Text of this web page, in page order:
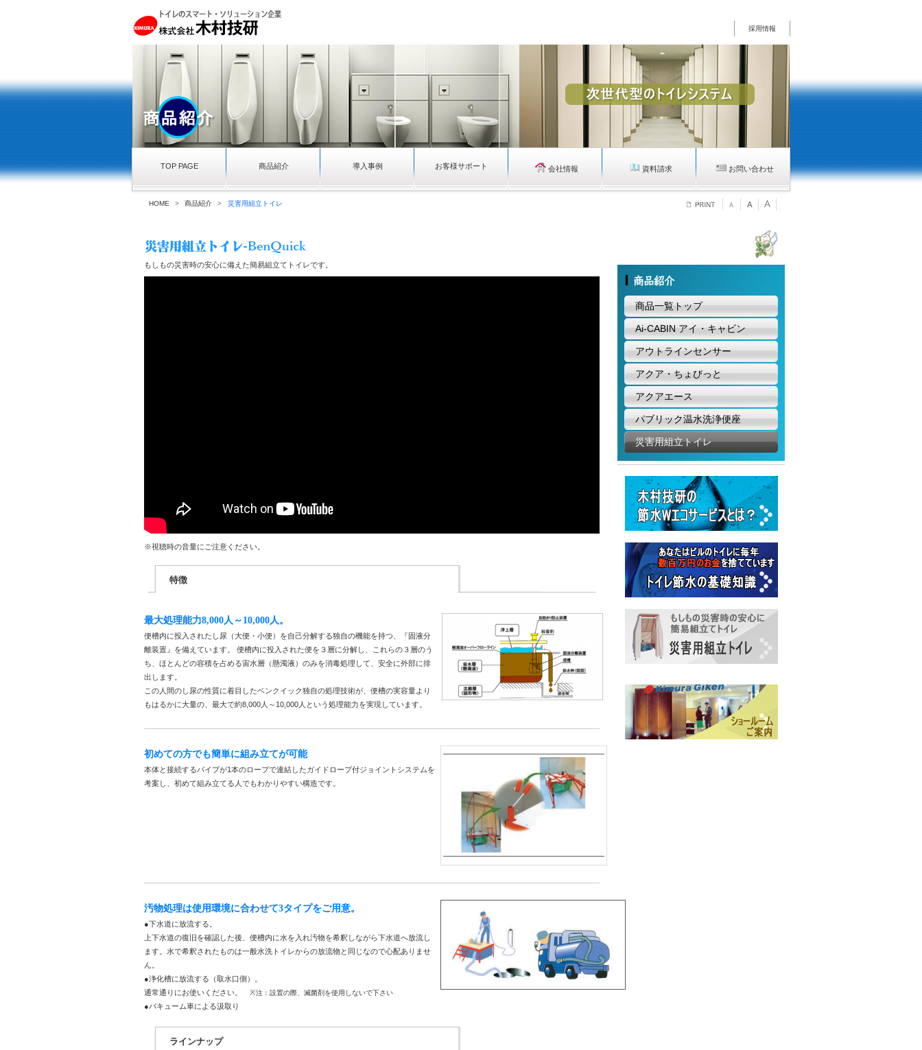
採用情報
TOP PAGE 商品紹介 導入事例 お客様サポート 会社情報 資料請求 お問い合わせ
HOME > 商品紹介 > 災害用組立トイレ
もしもの災害時の安心に備えた簡易組立てトイレです。
※視聴時の音量にご注意ください。
特徴
最大処理能力8,000人～10,000人。
便槽内に投入されたし尿（大便・小便）を自己分解する独自の機能を持つ、『固液分
離装置』を備えています。 便槽内に投入された便を３層に分解し、これらの３層のう
ち、ほとんどの容積を占める宙水層（懸濁液）のみを消毒処理して、安全に外部に排
出します。
この人間のし尿の性質に着目したベンクイック独自の処理技術が、便槽の実容量より
もはるかに大量の、最大で約8,000人～10,000人という処理能力を実現しています。
初めての方でも簡単に組み立てが可能
本体と接続するパイプが1本のロープで連結したガイドロープ付ジョイントシステムを
考案し、初めて組み立てる人でもわかりやすい構造です。
汚物処理は使用環境に合わせて3タイプをご用意。
●下水道に放流する。
上下水道の復旧を確認した後、便槽内に水を入れ汚物を希釈しながら下水道へ放流し
ます。水で希釈されたものは一般水洗トイレからの放流物と同じなので心配ありませ
ん。
●浄化槽に放流する（取水口側）。
通常通りにお使いください。 ※注：設置の際、滅菌剤を使用しないで下さい
●バキューム車による汲取り
ラインナップ
商品一覧トップ
Ai-CABIN アイ・キャビン
アウトラインセンサー
アクア・ちょびっと
アクアエース
パブリック温水洗浄便座
災害用組立トイレ